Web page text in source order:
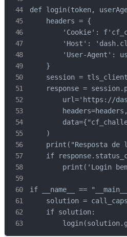
def login(token,
    headers = {
'Cookie':
'Host':
'User-Agent':
    }
session =
response =
url='https://
        headers=headers,
    )
print("Resposta de
if
print('Login
if __name__ ==
solution =
    if solution: